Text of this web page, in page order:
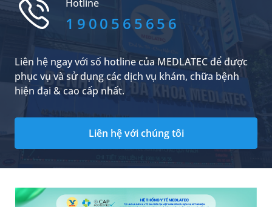
Hotline
1900565656
Liên hệ ngay với số hotline của MEDLATEC để được
phục vụ và sử dụng các dịch vụ khám, chữa bệnh
hiện đại & cao cấp nhất.
Liên hệ với chúng tôi